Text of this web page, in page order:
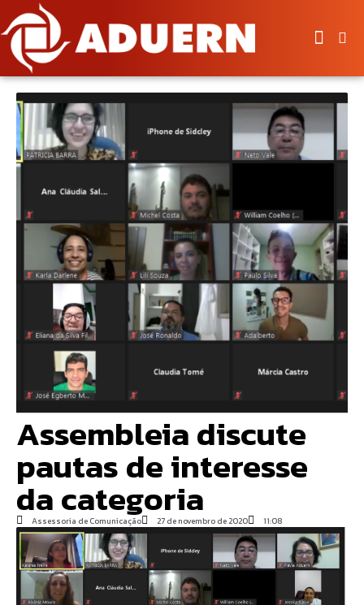
Assembleia discute
pautas de interesse
da categoria
Assessoria de Comunicação 27 de novembro de 2020 11:08